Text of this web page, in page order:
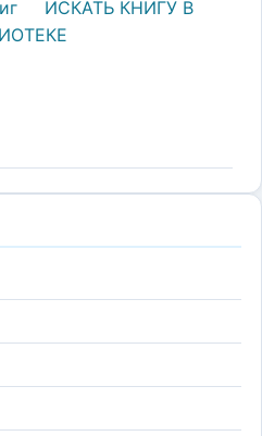
ИСКАТЬ КНИГУ В